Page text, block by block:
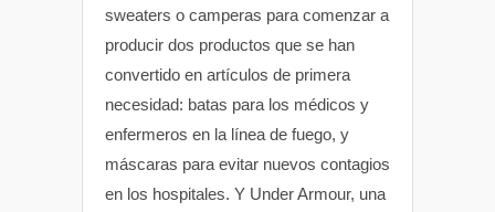
sweaters o camperas para comenzar a
producir dos productos que se han
convertido en artículos de primera
necesidad: batas para los médicos y
enfermeros en la línea de fuego, y
máscaras para evitar nuevos contagios
en los hospitales. Y Under Armour, una